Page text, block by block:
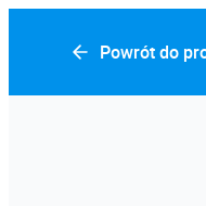
Powrót do